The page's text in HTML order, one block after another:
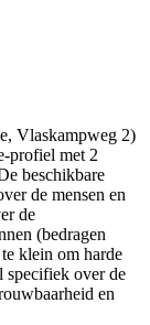
Vlaskampweg 2)
profiel met 2
beschikbare
de mensen en
de
(bedragen
klein om harde
specifiek over de
en